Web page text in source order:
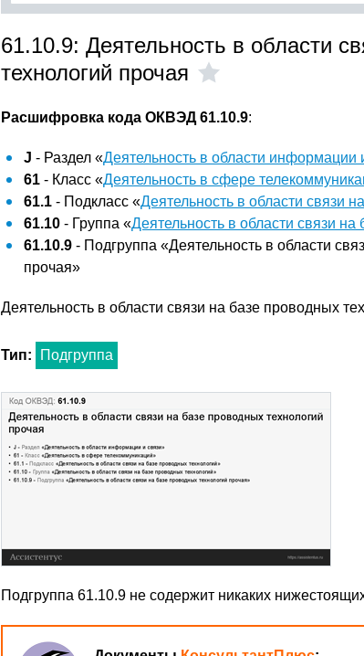
61.10.9: Деятельность в области
технологий прочая
Расшифровка кода ОКВЭД 61.10.9:
J - Раздел «Деятельность в области информации
61 - Класс «Деятельность в сфере
61.1 - Подкласс «Деятельность в области связи
61.10 - Группа «Деятельность в области связи
61.10.9 - Подгруппа «Деятельность в области
прочая»
Деятельность в области связи на базе проводных
Тип: Подгруппа
Подгруппа 61.10.9 не содержит никаких